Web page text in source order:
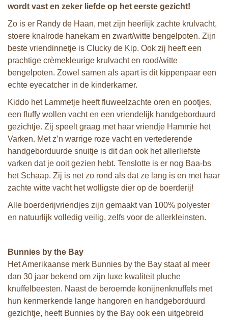
wordt vast en zeker liefde op het eerste gezicht!
Zo is er Randy de Haan, met zijn heerlijk zachte krulvacht,
stoere knalrode hanekam en zwart/witte bengelpoten. Zijn
beste vriendinnetje is Clucky de Kip. Ook zij heeft een
prachtige crèmekleurige krulvacht en rood/witte
bengelpoten. Zowel samen als apart is dit kippenpaar een
echte eyecatcher in de kinderkamer.
Kiddo het Lammetje heeft fluweelzachte oren en pootjes,
een fluffy wollen vacht en een vriendelijk handgeborduurd
gezichtje. Zij speelt graag met haar vriendje Hammie het
Varken. Met z’n warrige roze vacht en vertederende
handgeborduurde snuitje is dit dan ook het allerliefste
varken dat je ooit gezien hebt. Tenslotte is er nog Baa-bs
het Schaap. Zij is net zo rond als dat ze lang is en met haar
zachte witte vacht het wolligste dier op de boerderij!
Alle boerderijvriendjes zijn gemaakt van 100% polyester
en natuurlijk volledig veilig, zelfs voor de allerkleinsten.
Bunnies by the Bay
Het Amerikaanse merk Bunnies by the Bay staat al meer
dan 30 jaar bekend om zijn luxe kwaliteit pluche
knuffelbeesten. Naast de beroemde konijnenknuffels met
hun kenmerkende lange hangoren en handgeborduurd
gezichtje, heeft Bunnies by the Bay ook een uitgebreid